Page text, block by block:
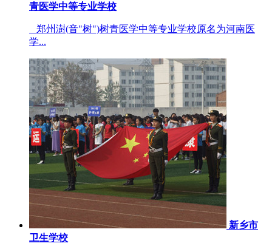
青医学中等专业学校
郑州澍(音"树")树青医学中等专业学校原名为河南医
学...
新乡市
卫生学校